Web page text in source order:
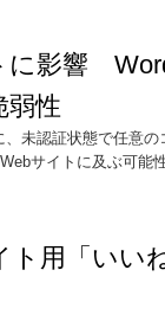
に影響
弱性
未認証状態で任意
サイトに及ぶ可能
ト用「いい